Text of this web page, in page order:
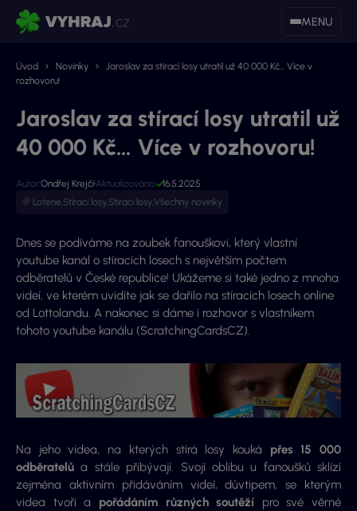
MENU
Úvod Novinky
Jaroslav za stírací losy utratil už 40 000 Kč… Více v
rozhovoru!
Jaroslav za stírací losy utratil už
40 000 Kč… Více v rozhovoru!
Autor:Ondřej Krejčí Aktualizováno:
16.5.2025
Loterie,Stírací losy,Stírací losy,Všechny novinky
Dnes se podíváme na zoubek fanouškovi, který vlastní
youtube kanál o stíracích losech s největším počtem
odběratelů v České republice! Ukážeme si také jedno z mnoha
videí, ve kterém uvidíte jak se dařilo na stíracích losech online
od Lottolandu. A nakonec si dáme i rozhovor s vlastníkem
tohoto youtube kanálu (ScratchingCardsCZ).
Na jeho videa, na kterých stírá losy kouká přes 15 000
odběratelů a stále přibývají. Svojí oblibu u fanoušků sklízí
zejména aktivním přidáváním videí, důvtipem, se kterým
videa tvoří a pořádáním různých soutěží pro své věrné